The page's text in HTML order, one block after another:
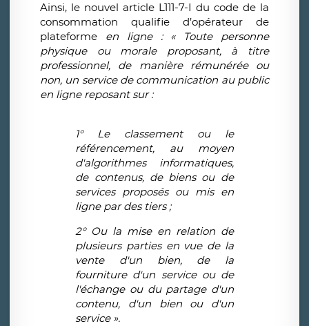
Ainsi, le nouvel article L111-7-I du code de la
consommation qualifie d’opérateur de
plateforme en ligne : « Toute personne
physique ou morale proposant, à titre
professionnel, de manière rémunérée ou
non, un service de communication au public
en ligne reposant sur :
1° Le classement ou le
référencement, au moyen
d'algorithmes informatiques,
de contenus, de biens ou de
services proposés ou mis en
ligne par des tiers ;
2° Ou la mise en relation de
plusieurs parties en vue de la
vente d'un bien, de la
fourniture d'un service ou de
l'échange ou du partage d'un
contenu, d'un bien ou d'un
service ».